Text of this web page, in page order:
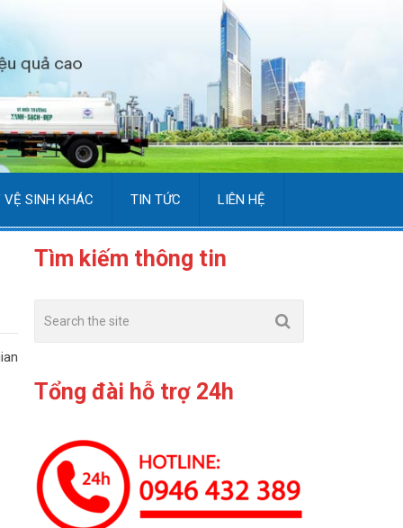
VỆ SINH KHÁC TIN TỨC LIÊN HỆ
Tìm kiếm thông tin
Tổng đài hỗ trợ 24h